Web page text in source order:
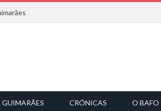
GUIMARÃES CRÓNICAS O BAFO